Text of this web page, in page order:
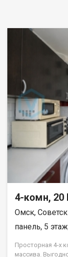
4-комн, 20
Омск,
панель, 5
Просторная 4‑х
массива.